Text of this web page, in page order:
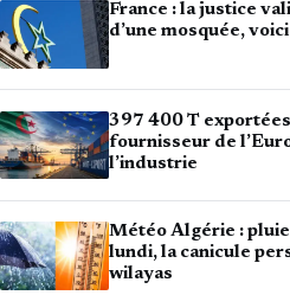
France : la justice
d’une mosquée,
397 400 T exportées
fournisseur de
l’industrie
Météo Algérie :
lundi, la canicule
wilayas